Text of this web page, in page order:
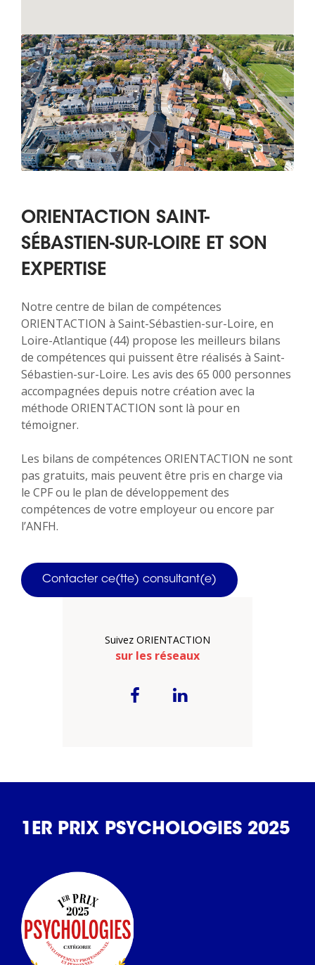
ORIENTACTION SAINT-
SÉBASTIEN-SUR-LOIRE ET SON
EXPERTISE
Notre centre de bilan de compétences
ORIENTACTION à Saint-Sébastien-sur-Loire, en
Loire-Atlantique (44) propose les meilleurs bilans
de compétences qui puissent être réalisés à Saint-
Sébastien-sur-Loire. Les avis des 65 000 personnes
accompagnées depuis notre création avec la
méthode ORIENTACTION sont là pour en
témoigner.
Les bilans de compétences ORIENTACTION ne sont
pas gratuits, mais peuvent être pris en charge via
le CPF ou le plan de développement des
compétences de votre employeur ou encore par
l’ANFH.
Contacter ce(tte) consultant(e)
Suivez ORIENTACTION
sur les réseaux
1ER PRIX PSYCHOLOGIES 2025